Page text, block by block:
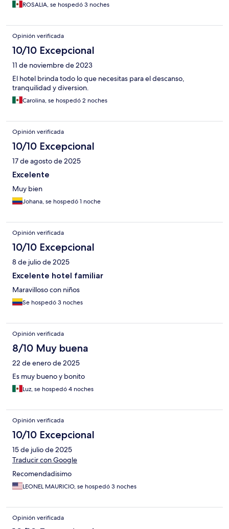
ROSALIA, se hospedó 3 noches
Opinión verificada
10/10 Excepcional
11 de noviembre de 2023
El hotel brinda todo lo que necesitas para el descanso,
tranquilidad y diversion.
Carolina, se hospedó 2 noches
Opinión verificada
10/10 Excepcional
17 de agosto de 2025
Excelente
Muy bien
Johana, se hospedó 1 noche
Opinión verificada
10/10 Excepcional
8 de julio de 2025
Excelente hotel familiar
Maravilloso con niños
Se hospedó 3 noches
Opinión verificada
8/10 Muy buena
22 de enero de 2025
Es muy bueno y bonito
Luz, se hospedó 4 noches
Opinión verificada
10/10 Excepcional
15 de julio de 2025
Traducir con Google
Recomendadisimo
LEONEL MAURICIO, se hospedó 3 noches
Opinión verificada